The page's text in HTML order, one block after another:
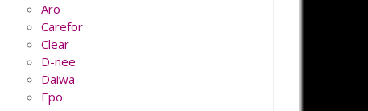
Aro
Carefor
Clear
D-nee
Daiwa
Epo